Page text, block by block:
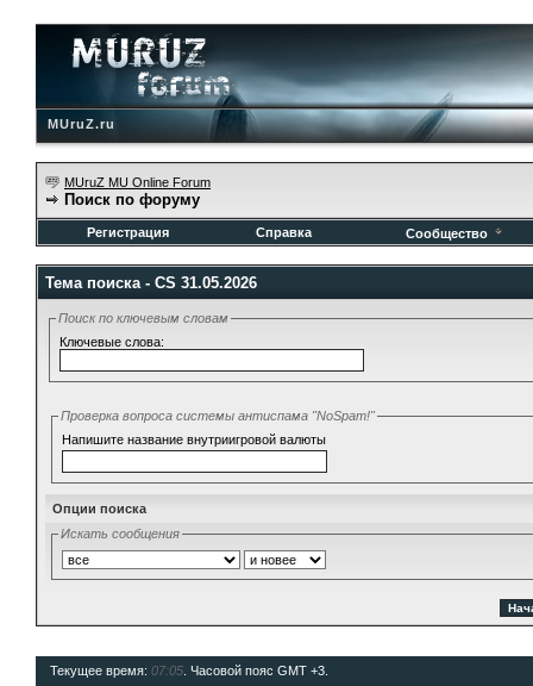
MUruZ.ru
MUruZ MU Online Forum
Поиск по форуму
Регистрация Справка Сообщество
Тема поиска - CS 31.05.2026
Поиск по ключевым словам
Ключевые слова:
Проверка вопроса системы антиспама "NoSpam!"
Напишите название внутриигровой валюты
Опции поиска
Искать сообщения
Текущее время: 07:05 . Часовой пояс GMT +3.